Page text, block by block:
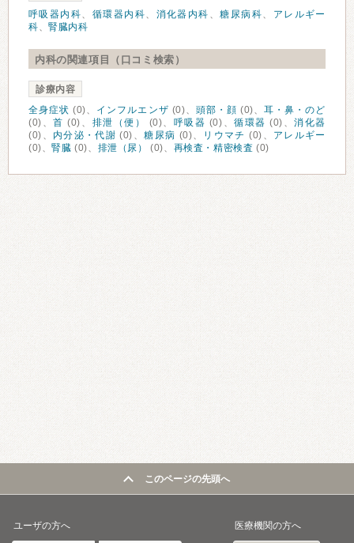
呼吸器内科、 循環器内科、 消化器内科 、糖尿病科、 アレルギー
科、腎臓内科
内科の関連項目（口コミ検索）
診療内容
全身症状 (0)、 インフルエンザ (0)、 頭部・顔 (0)、耳・鼻・のど
(0)、首 (0)、 排泄（便） (0)、 呼吸器 (0)、循環器 (0)、消化器
(0)、 内分泌・代謝 (0)、糖尿病 (0)、 リウマチ (0)、 アレルギー
(0)、腎臓 (0)、 排泄（尿） (0)、 再検査・精密検査 (0)
このページの先頭へ
ユーザの方へ 医療機関の方へ